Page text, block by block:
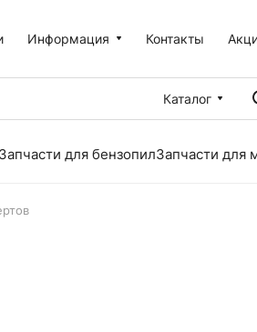
Информация Контакты
Каталог
Запчасти для бензопилЗапчасти для